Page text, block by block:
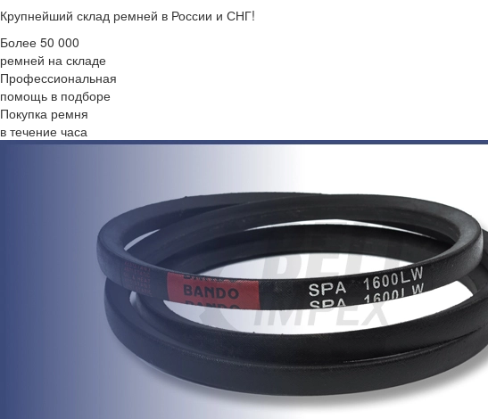
Крупнейший склад ремней в России и СНГ!
Более 50 000
ремней на складе
Профессиональная
помощь в подборе
Покупка ремня
в течение часа